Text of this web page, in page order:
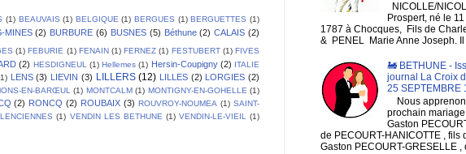
(1) BEAUVAIS (1) BELGIQUE (1) BERGUES (1) BERGUETTES (1)
MINES (2) BURBURE (6) BUSNES (5) Béthune (2) CALAIS (2)
(1) FEBURIE (1) FENAIN (1) FERNEZ (1) FESTUBERT (1) FIVES
(2) HESDIGNEUL (1) Hellemes (1) Hersin-Coupigny (2) ITALIE
LENS (3) LIEVIN (3) LILLERS (12) LILLES (2) LORGIES (2)
EN-BARŒUL (1) MONTCALM (1) MONTIGNY-EN-GOHELLE (1)
(2) RONCQ (2) ROUBAIX (3) ROUVROY-NOUMEA (1) SAINT-
(1) VENDIN LES BETHUNE (1) VENDIN-LE-VIEIL
(1)
NICOLLE/
Prospert, né le
1787 à Chocques, Fils de
& PENEL Marie Anne Joseph. Il
🚂 BETHUNE -
journal La Croix
25 SEPTEMBRE
Nous
prochain
Gaston
de PECOURT-HANICOTTE , fils
Gaston PECOURT-GRESELLE ,